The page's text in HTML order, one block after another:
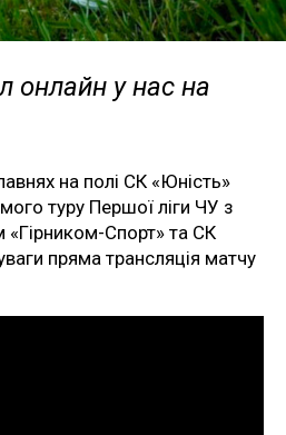
онлайн у нас на
на полі СК «Юність»
туру Першої ліги ЧУ з
Спорт» та СК
пряма трансляція матчу